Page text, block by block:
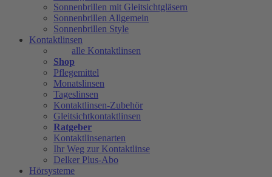
Sonnenbrillen mit Gleitsichtgläsern
Sonnenbrillen Allgemein
Sonnenbrillen Style
Kontaktlinsen
alle Kontaktlinsen
Shop
Pflegemittel
Monatslinsen
Tageslinsen
Kontaktlinsen-Zubehör
Gleitsichtkontaktlinsen
Ratgeber
Kontaktlinsenarten
Ihr Weg zur Kontaktlinse
Delker Plus-Abo
Hörsysteme